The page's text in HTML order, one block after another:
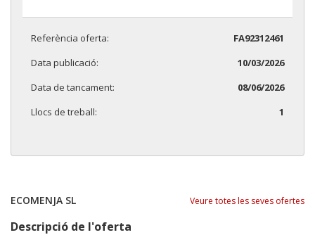
Referència oferta:
FA92312461
Data publicació:
10/03/2026
Data de tancament:
08/06/2026
Llocs de treball:
1
ECOMENJA SL Veure totes les seves ofertes
Descripció de l'oferta